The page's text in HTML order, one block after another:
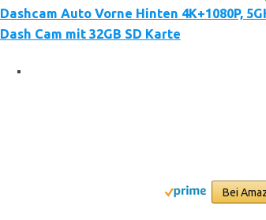
Dashcam Auto Vorne Hinten 4K+1080P,
Dash Cam mit 32GB SD Karte
Bei